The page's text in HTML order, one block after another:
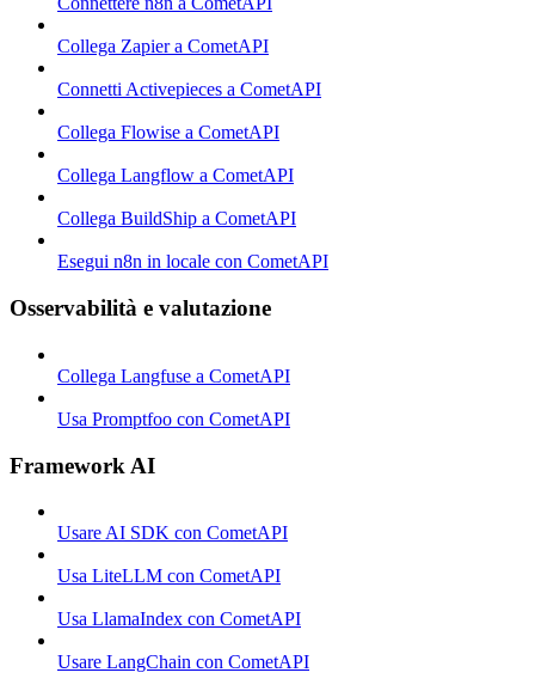
Collega Zapier a CometAPI
Connetti Activepieces a CometAPI
Collega Flowise a CometAPI
Collega Langflow a CometAPI
Collega BuildShip a CometAPI
Esegui n8n in locale con CometAPI
Osservabilità e valutazione
Collega Langfuse a CometAPI
Usa Promptfoo con CometAPI
Framework AI
Usare AI SDK con CometAPI
Usa LiteLLM con CometAPI
Usa LlamaIndex con CometAPI
Usare LangChain con CometAPI